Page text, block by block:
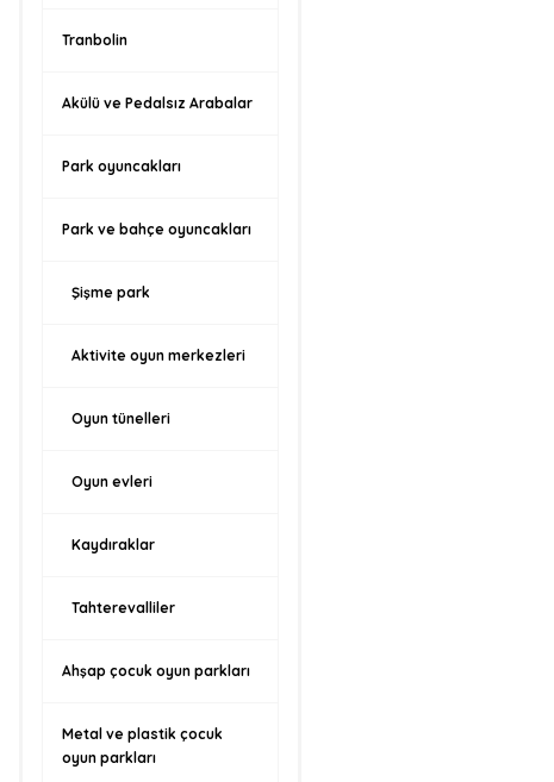
Tranbolin
Akülü ve Pedalsız Arabalar
Park oyuncakları
Park ve bahçe oyuncakları
Şişme park
Aktivite oyun merkezleri
Oyun tünelleri
Oyun evleri
Kaydıraklar
Tahterevalliler
Ahşap çocuk oyun parkları
Metal ve plastik çocuk
oyun parkları